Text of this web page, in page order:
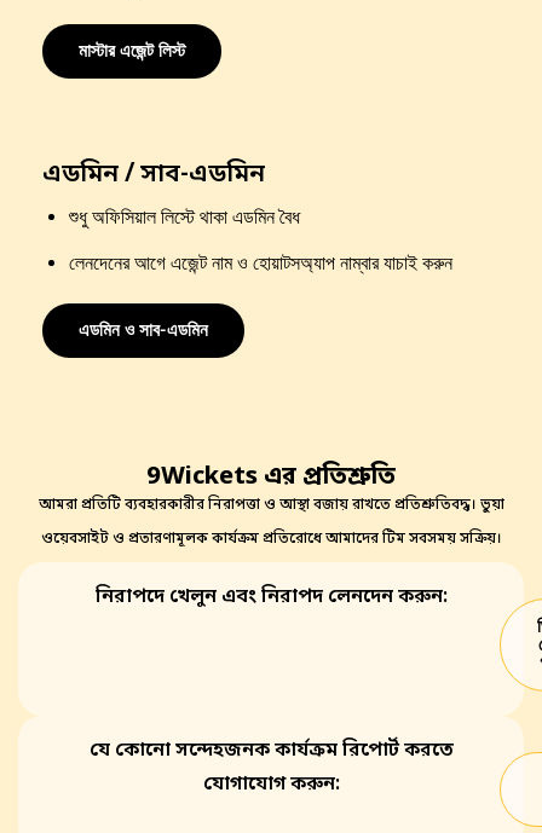
মাস্টার এজেন্ট লিস্ট
এডমিন / সাব-এডমিন
শুধু অফিসিয়াল লিস্টে থাকা এডমিন বৈধ
লেনদেনের আগে এজেন্ট নাম ও হোয়াটসঅ্যাপ নাম্বার যাচাই করুন
এডমিন ও সাব-এডমিন
9Wickets এর প্রতিশ্রুতি
আমরা প্রতিটি ব্যবহারকারীর নিরাপত্তা ও আস্থা বজায় রাখতে প্রতিশ্রুতিবদ্ধ। ভুয়া
ওয়েবসাইট ও প্রতারণামূলক কার্যক্রম প্রতিরোধে আমাদের টিম সবসময় সক্রিয়।
নিরাপদে খেলুন এবং নিরাপদ লেনদেন করুন:
যে কোনো সন্দেহজনক কার্যক্রম রিপোর্ট করতে
যোগাযোগ করুন: